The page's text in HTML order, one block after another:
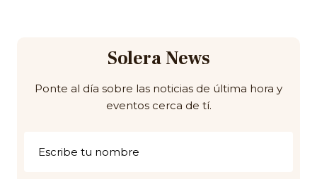
Solera News
Ponte al día sobre las noticias de última hora y
eventos cerca de tí.